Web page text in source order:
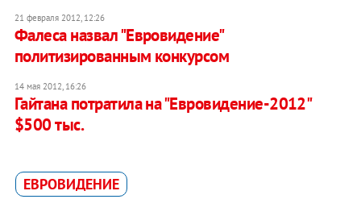
21 февраля 2012, 12:26
Фалеса назвал "Евровидение"
политизированным конкурсом
14 мая 2012, 16:26
Гайтана потратила на "Евровидение-2012"
$500 тыс.
ЕВРОВИДЕНИЕ